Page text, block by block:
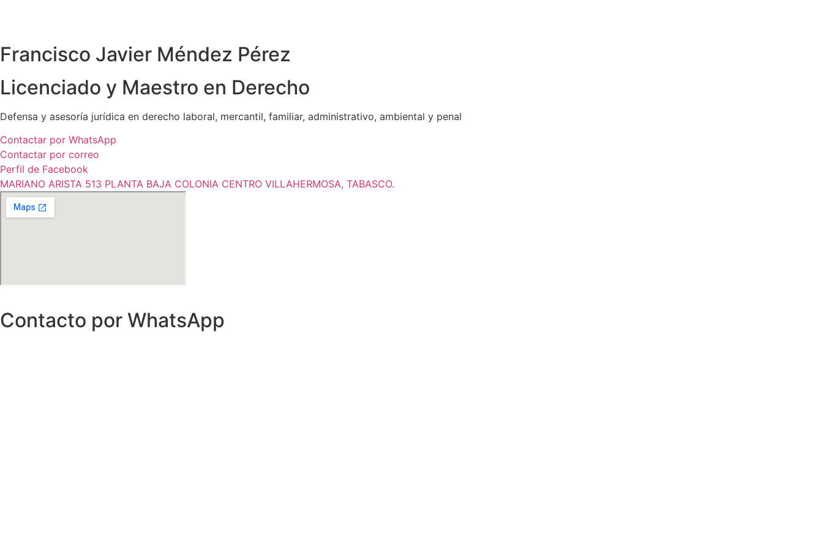
Francisco Javier Méndez Pérez
Licenciado y Maestro en Derecho
Defensa y asesoría jurídica en derecho laboral, mercantil, familiar, administrativo, ambiental y penal
Contactar por WhatsApp
Contactar por correo
Perfil de Facebook
MARIANO ARISTA 513 PLANTA BAJA COLONIA CENTRO VILLAHERMOSA, TABASCO.
Contacto por WhatsApp